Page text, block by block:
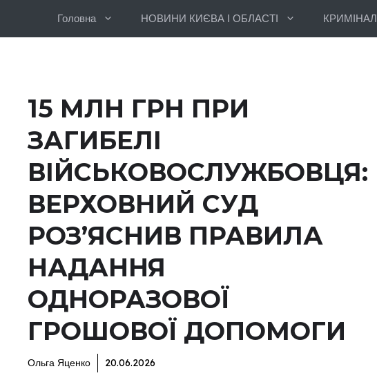
Головна НОВИНИ КИЄВА І ОБЛАСТІ КРИМІНАЛ
15 МЛН ГРН ПРИ
ЗАГИБЕЛІ
ВІЙСЬКОВОСЛУЖБОВЦЯ:
ВЕРХОВНИЙ СУД
РОЗ’ЯСНИВ ПРАВИЛА
НАДАННЯ
ОДНОРАЗОВОЇ
ГРОШОВОЇ ДОПОМОГИ
Ольга Яценко 20.06.2026